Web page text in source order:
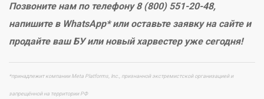
Позвоните нам по телефону 8 (800) 551-20-48,
напишите в WhatsApp* или оставьте заявку на сайте и
продайте ваш БУ или новый харвестер уже сегодня!
*принадлежит компании Meta Platforms, Inc., признанной экстремистской организацией и
запрещённой на территории РФ